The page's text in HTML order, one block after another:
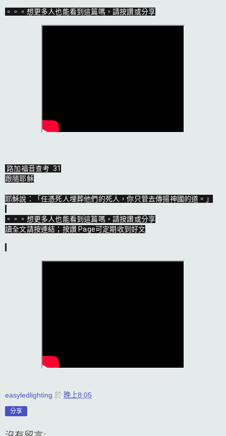
。。。想更多人也能看到這篇嗎，請按讚或分享
路加福音查考  31
跟隨耶穌
耶穌說：「任憑死人埋葬他們的死人，你只管去傳揚神國的道。」
。。。想更多人也能看到這篇嗎，請按讚或分享
讀全文請按連結；按讚 Page可定期收到好文
easyledlighting 於 晚上8:05
分享